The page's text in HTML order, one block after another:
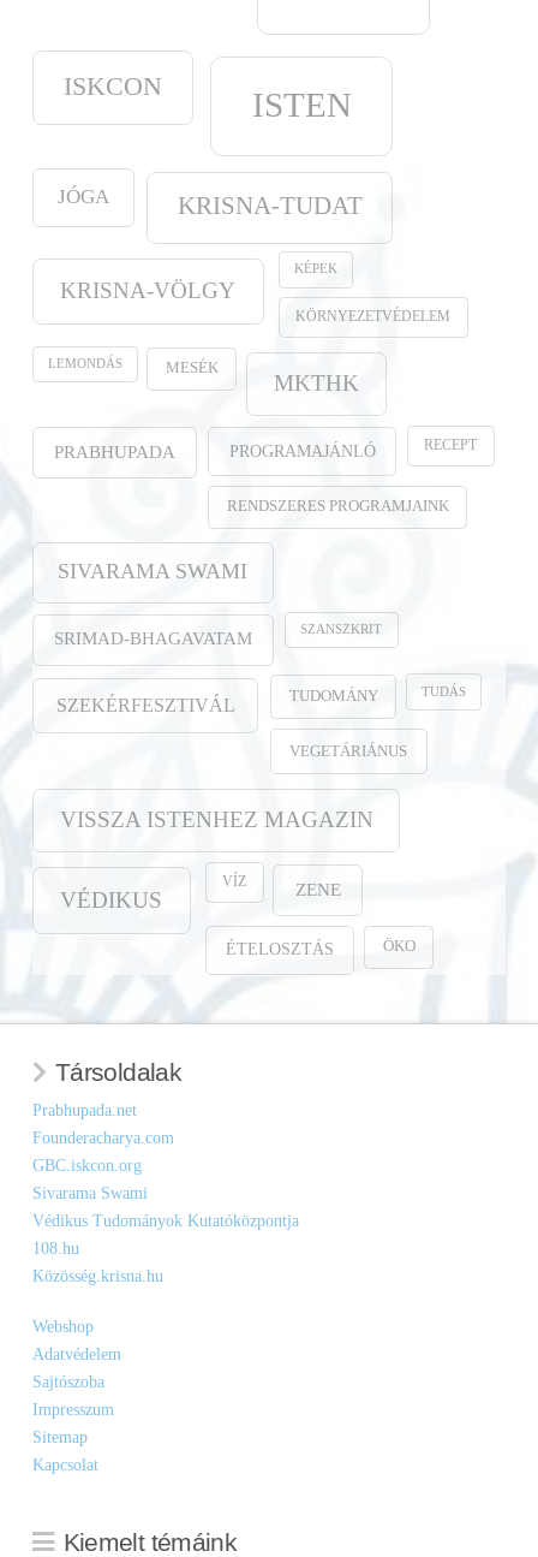
ISKCON ISTEN
JÓGA KRISNA-TUDAT
KRISNA-VÖLGY
KÉPEK
KÖRNYEZETVÉDELEM
LEMONDÁS MESÉK
MKTHK
PRABHUPADA PROGRAMAJÁNLÓ RECEPT
RENDSZERES PROGRAMJAINK
SIVARAMA SWAMI
SRIMAD-BHAGAVATAM SZANSZKRIT
SZEKÉRFESZTIVÁL TUDOMÁNY TUDÁS
VEGETÁRIÁNUS
VISSZA ISTENHEZ MAGAZIN
VÉDIKUS
VÍZ ZENE
ÉTELOSZTÁS ÖKO
Társoldalak
Prabhupada.net
Founderacharya.com
GBC.iskcon.org
Sivarama Swami
Védikus Tudományok Kutatóközpontja
108.hu
Közösség.krisna.hu
Webshop
Adatvédelem
Sajtószoba
Impresszum
Sitemap
Kapcsolat
Kiemelt témáink